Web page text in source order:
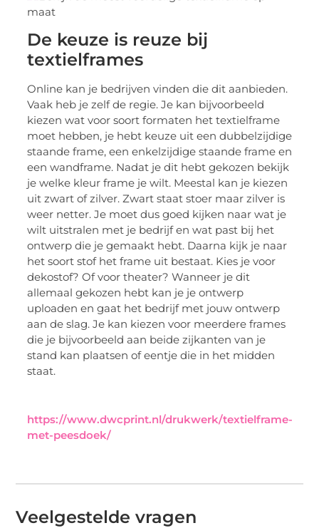
De keuze is reuze bij
textielframes
Online kan je bedrijven vinden die dit aanbieden.
Vaak heb je zelf de regie. Je kan bijvoorbeeld
kiezen wat voor soort formaten het textielframe
moet hebben, je hebt keuze uit een dubbelzijdige
staande frame, een enkelzijdige staande frame en
een wandframe. Nadat je dit hebt gekozen bekijk
je welke kleur frame je wilt. Meestal kan je kiezen
uit zwart of zilver. Zwart staat stoer maar zilver is
weer netter. Je moet dus goed kijken naar wat je
wilt uitstralen met je bedrijf en wat past bij het
ontwerp die je gemaakt hebt. Daarna kijk je naar
het soort stof het frame uit bestaat. Kies je voor
dekostof? Of voor theater? Wanneer je dit
allemaal gekozen hebt kan je je ontwerp
uploaden en gaat het bedrijf met jouw ontwerp
aan de slag. Je kan kiezen voor meerdere frames
die je bijvoorbeeld aan beide zijkanten van je
stand kan plaatsen of eentje die in het midden
staat.
https://www.dwcprint.nl/drukwerk/textielframe-
met-peesdoek/
Veelgestelde vragen